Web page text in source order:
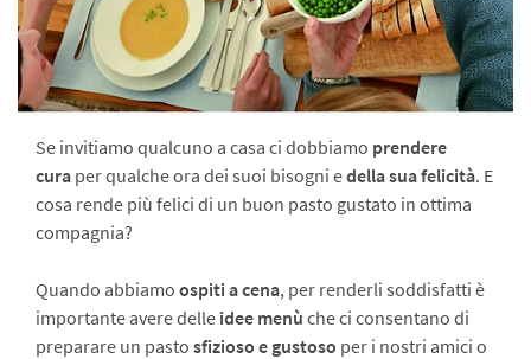
Se invitiamo qualcuno a casa ci dobbiamo prendere
cura per qualche ora dei suoi bisogni edella sua felicità. E
cosa rende più felici di un buon pasto gustato in ottima
compagnia?
Quando abbiamo ospiti a cena, per renderli soddisfatti è
importante avere delle idee menù che ci consentano di
preparare un pasto sfizioso e gustoso per i nostri amici o